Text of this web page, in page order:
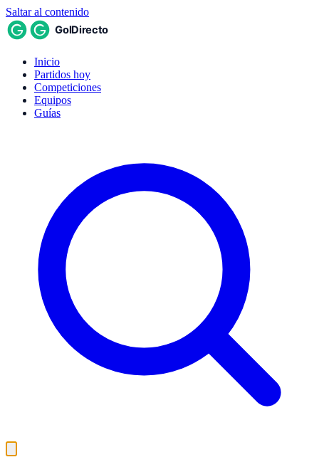
Saltar al contenido
Inicio
Partidos hoy
Competiciones
Equipos
Guías